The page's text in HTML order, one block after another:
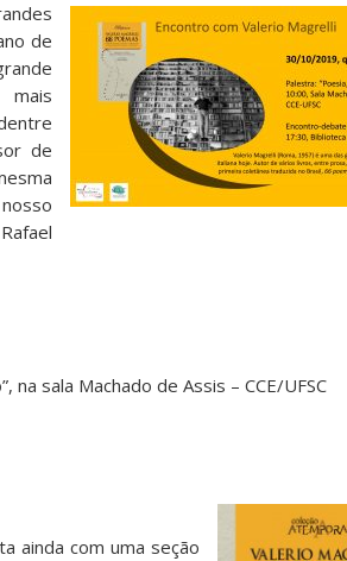
de
de
sala Machado de Assis – CCE/UFSC
ainda com uma seção